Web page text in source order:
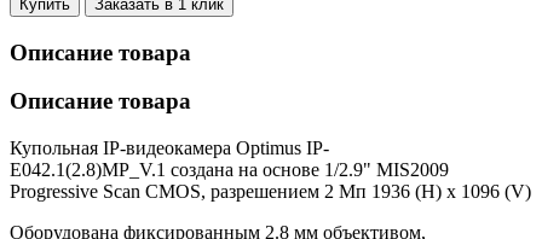
Купить Заказать в 1 клик
Описание товара
Описание товара
Купольная IP-видеокамера Optimus IP-
E042.1(2.8)MP_V.1 создана на основе 1/2.9" MIS2009
Progressive Scan CMOS, разрешением 2 Мп 1936 (H) x 1096 (V)
Оборудована фиксированным 2.8 мм объективом,